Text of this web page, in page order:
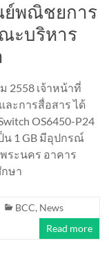
ย์พณิชยการ
ะบริหาร
2558 เจ้าหน้าที่
ละการสื่อสาร ได้
OS6450-P24
น 1 GB มีอุปกรณ์
ระนคร อาคาร
ษา
BCC, News
Read more